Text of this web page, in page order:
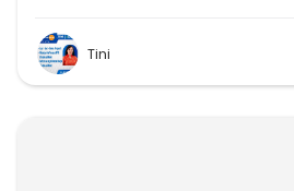
Tini